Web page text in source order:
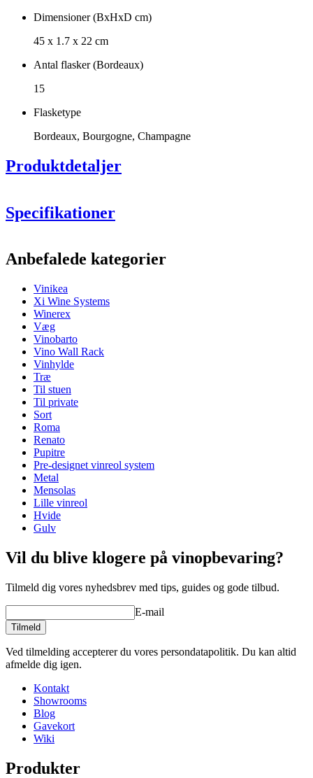
Dimensioner (BxHxD cm)
45 x 1.7 x 22 cm
Antal flasker (Bordeaux)
15
Flasketype
Bordeaux, Bourgogne, Champagne
Produktdetaljer
Specifikationer
ProduktnummerW100
Generelt
FinishEgetræ
Modulær
PlaceringBord
Flasker
Antal flasker (Bordeaux)
Flasketype
Dimensioner (BxHxD cm)
Højde (cm)
Bredde (cm)
45
Dybde (cm)22
Vægt (kg)
Anbefalede kategorier
Vinikea
Xi Wine Systems
Winerex
Væg
Vinobarto
Vino Wall Rack
Vinhylde
Træ
Til stuen
Til private
Sort
Roma
Renato
Pupitre
Pre-designet vinreol system
Metal
Mensolas
Lille vinreol
Hvide
Gulv
Vil du blive klogere på vinopbevaring?
Tilmeld dig vores nyhedsbrev med tips, guides og gode tilbud.
E-mail
Tilmeld
Ved tilmelding accepterer du vores persondatapolitik. Du kan altid
afmelde dig igen.
Kontakt
Showrooms
Blog
Gavekort
Wiki
Produkter